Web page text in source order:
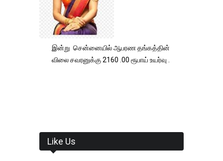
இன்று சென்னையில் ஆபரண தங்கத்தின்
விலை சவரனுக்கு 2160 .00 ரூபாய் உயர்வு .
Like Us